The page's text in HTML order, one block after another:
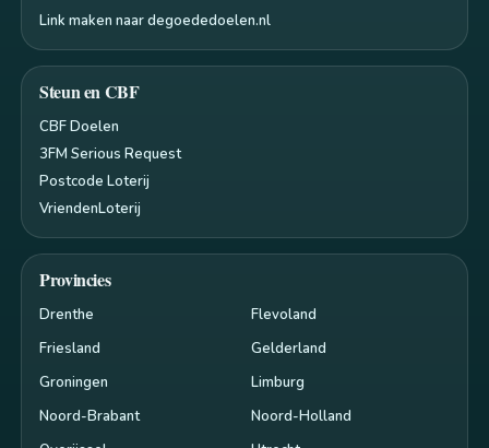
Link maken naar degoededoelen.nl
Steun en CBF
CBF Doelen
3FM Serious Request
Postcode Loterij
VriendenLoterij
Provincies
Drenthe
Flevoland
Friesland
Gelderland
Groningen
Limburg
Noord-Brabant
Noord-Holland